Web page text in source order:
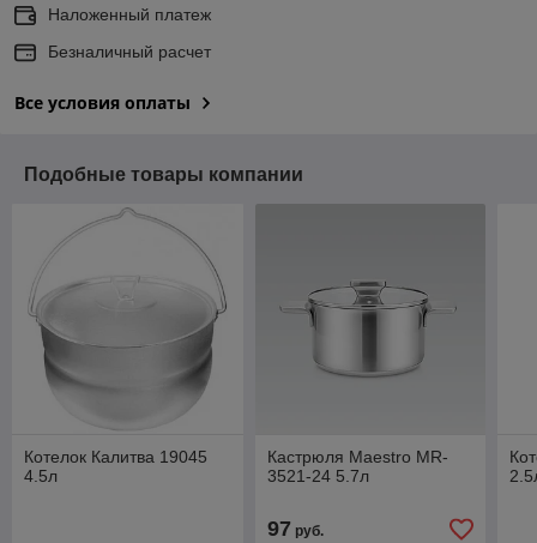
Наложенный платеж
Безналичный расчет
Все условия оплаты
Подобные товары компании
Котелок Калитва 19045
4.5л
Кастрюля Maestro MR-
3521-24 5.7л
97 руб.